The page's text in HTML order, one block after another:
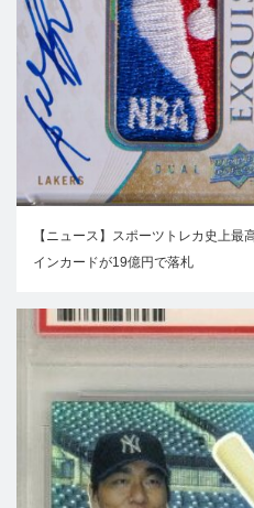
【ニュース】スポーツトレカ史上
インカードが19億円で落札